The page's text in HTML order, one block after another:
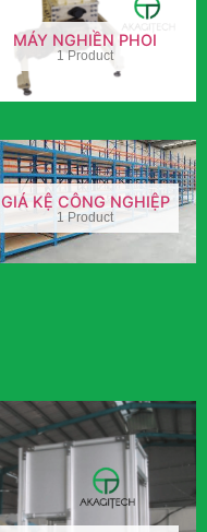
MÁY NGHIỀN PHOI
1 Product
GIÁ KỆ CÔNG NGHIỆP
1 Product